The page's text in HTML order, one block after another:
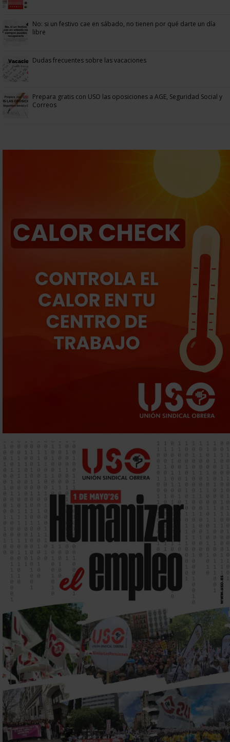
No: si un festivo cae en sábado, no tienen por qué darte un día
libre
Dudas frecuentes sobre las vacaciones
Prepara gratis con USO las oposiciones a AGE, Seguridad Social y
Correos